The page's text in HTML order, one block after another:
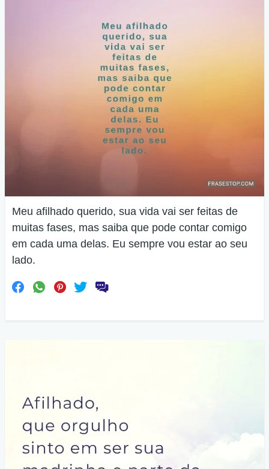
Meu afilhado querido, sua vida vai ser feitas de
muitas fases, mas saiba que pode contar comigo
em cada uma delas. Eu sempre vou estar ao seu
lado.